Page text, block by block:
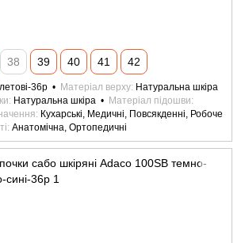
38 39 40 41 42
36р Матеріал верху Натуральна шкіра
Натуральна шкіра
Матеріал підошви
Кухарські, Медичні, Повсякденні, Робоче
Анатомічна, Ортопедичні